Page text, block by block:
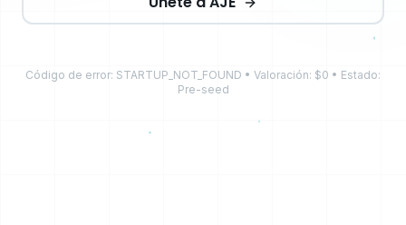
Código de error: STARTUP_NOT_FOUND • Valoración: $0 • Estado:
Pre-seed